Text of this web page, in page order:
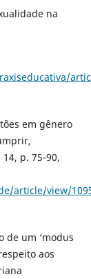
na
em gênero
p. 75-90,
article/view/
de um ‘modus
aos